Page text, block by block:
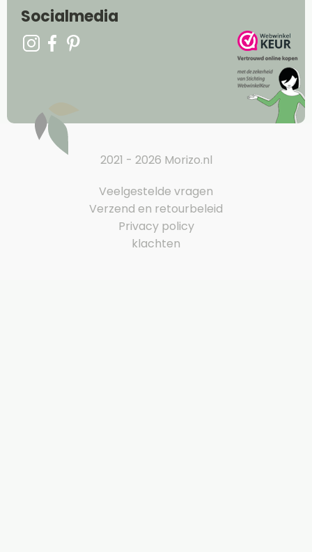
Socialmedia
2021 - 2026 Morizo.nl
Veelgestelde vragen
Verzend en retourbeleid
Privacy policy
klachten